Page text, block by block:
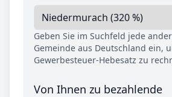
Geben Sie im Suchfeld jede
Gemeinde aus Deutschland ein,
Gewerbesteuer-Hebesatz zu
Von Ihnen zu bezahlende